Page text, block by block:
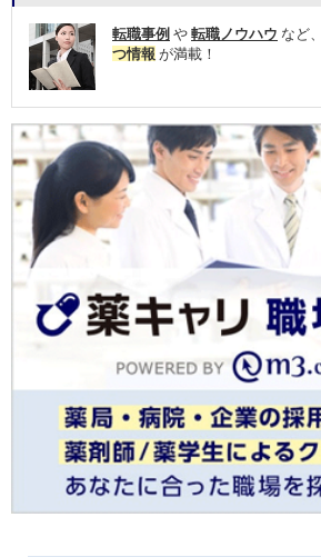
転職事例 や 転職ノウハウ など、
つ情報 が満載！